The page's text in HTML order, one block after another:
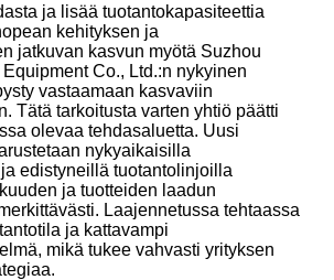
ja lisää tuotantokapasiteettia
kehityksen ja
jatkuvan kasvun myötä Suzhou
Co., Ltd.:n nykyinen
vastaamaan kasvaviin
Tätä tarkoitusta varten yhtiö päätti
olevaa tehdasaluetta. Uusi
nykyaikaisilla
edistyneillä tuotantolinjoilla
ja tuotteiden laadun
Laajennetussa tehtaassa
ja kattavampi
mikä tukee vahvasti yrityksen